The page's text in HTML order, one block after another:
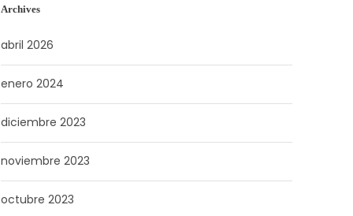
Archives
abril 2026
enero 2024
diciembre 2023
noviembre 2023
octubre 2023